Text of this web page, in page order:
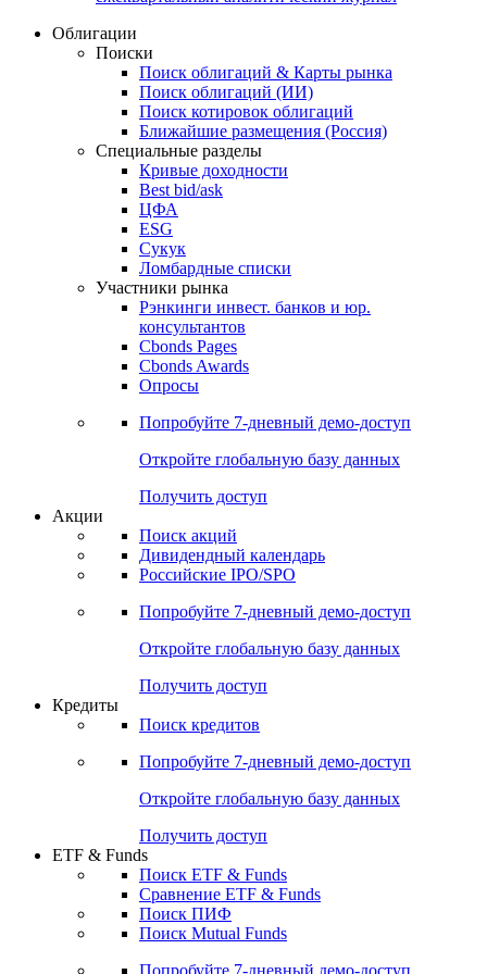
Облигации
Поиски
Поиск облигаций & Карты рынка
Поиск облигаций (ИИ)
Поиск котировок облигаций
Ближайшие размещения (Россия)
Специальные разделы
Кривые доходности
Best bid/ask
ЦФА
ESG
Сукук
Ломбардные списки
Участники рынка
Рэнкинги инвест. банков и юр.
консультантов
Cbonds Pages
Cbonds Awards
Опросы
Попробуйте 7-дневный демо-доступ
Откройте глобальную базу данных
Получить доступ
Акции
Поиск акций
Дивидендный календарь
Российские IPO/SPO
Попробуйте 7-дневный демо-доступ
Откройте глобальную базу данных
Получить доступ
Кредиты
Поиск кредитов
Попробуйте 7-дневный демо-доступ
Откройте глобальную базу данных
Получить доступ
ETF & Funds
Поиск ETF & Funds
Сравнение ETF & Funds
Поиск ПИФ
Поиск Mutual Funds
Попробуйте 7-дневный демо-доступ